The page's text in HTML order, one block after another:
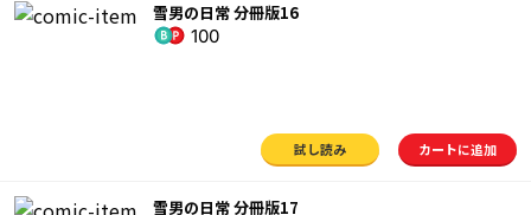
雪男の日常 分冊版16
100
試し読み カートに追加
雪男の日常 分冊版17